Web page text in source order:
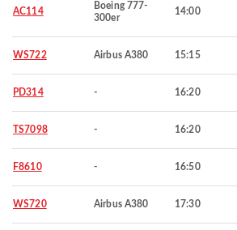
AC114
Boeing 777-
300er
14:00
WS722 Airbus A380 15:15
PD314 - 16:20
TS7098 - 16:20
F8610 - 16:50
WS720 Airbus A380 17:30